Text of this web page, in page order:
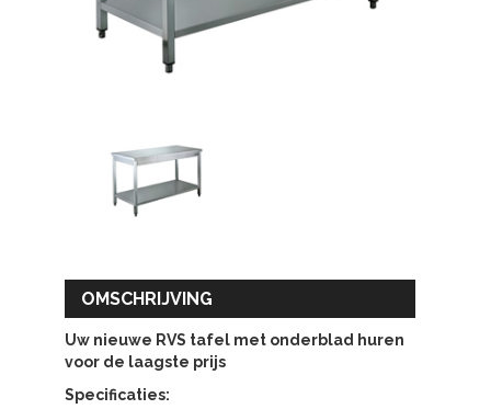
OMSCHRIJVING
Uw nieuwe RVS tafel met onderblad huren
voor de laagste prijs
Specificaties: